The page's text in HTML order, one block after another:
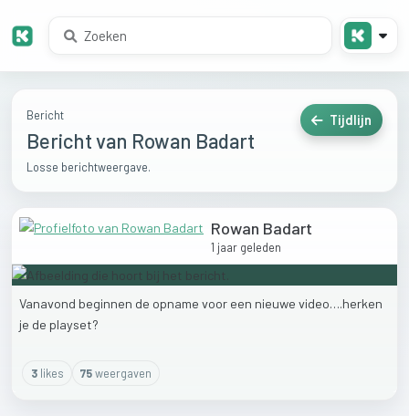
Bericht
Bericht van Rowan Badart
Losse berichtweergave.
Tijdlijn
Rowan Badart
1 jaar geleden
Vanavond beginnen de opname voor een nieuwe video….herken
je de playset?
3likes 75weergaven